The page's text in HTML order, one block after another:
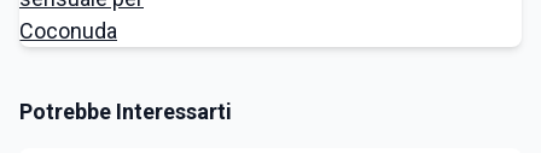
Potrebbe Interessarti